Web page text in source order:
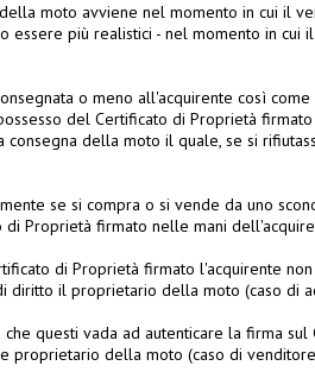
moto avviene nel momento in cui il
essere più realistici - nel momento in cui
o meno all'acquirente così
del Certificato di Proprietà
della moto il quale, se si
se si compra o si vende da uno
Proprietà firmato nelle mani
di Proprietà firmato l'acquirente
diritto il proprietario della moto (caso di
questi vada ad autenticare la firma
proprietario della moto (caso di